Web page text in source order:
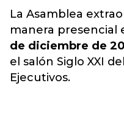
La Asamblea
manera presencial
de diciembre de
el salón Siglo XXI
Ejecutivos.